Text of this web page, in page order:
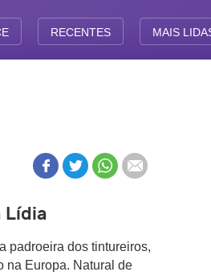
RECENTES MAIS
Lídia
padroeira dos tintureiros,
na Europa. Natural de